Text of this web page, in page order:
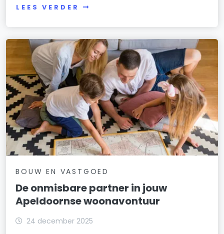
LEES VERDER
BOUW EN VASTGOED
De onmisbare partner in jouw
Apeldoornse woonavontuur
24 december 2025